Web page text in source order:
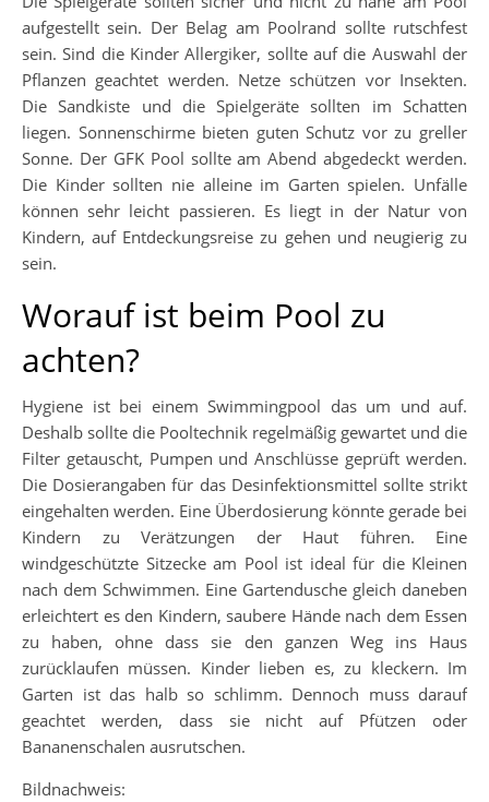
aufgestellt sein. Der Belag am Poolrand sollte rutschfest
sein. Sind die Kinder Allergiker, sollte auf die Auswahl der
Pflanzen geachtet werden. Netze schützen vor Insekten.
Die Sandkiste und die Spielgeräte sollten im Schatten
liegen. Sonnenschirme bieten guten Schutz vor zu greller
Sonne. Der GFK Pool sollte am Abend abgedeckt werden.
Die Kinder sollten nie alleine im Garten spielen. Unfälle
können sehr leicht passieren. Es liegt in der Natur von
Kindern, auf Entdeckungsreise zu gehen und neugierig zu
sein.
Worauf ist beim Pool zu
achten?
Hygiene ist bei einem Swimmingpool das um und auf.
Deshalb sollte die Pooltechnik regelmäßig gewartet und die
Filter getauscht, Pumpen und Anschlüsse geprüft werden.
Die Dosierangaben für das Desinfektionsmittel sollte strikt
eingehalten werden. Eine Überdosierung könnte gerade bei
Kindern zu Verätzungen der Haut führen. Eine
windgeschützte Sitzecke am Pool ist ideal für die Kleinen
nach dem Schwimmen. Eine Gartendusche gleich daneben
erleichtert es den Kindern, saubere Hände nach dem Essen
zu haben, ohne dass sie den ganzen Weg ins Haus
zurücklaufen müssen. Kinder lieben es, zu kleckern. Im
Garten ist das halb so schlimm. Dennoch muss darauf
geachtet werden, dass sie nicht auf Pfützen oder
Bananenschalen ausrutschen.
Bildnachweis: